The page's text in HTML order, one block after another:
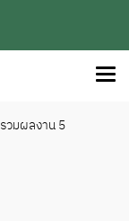
รวมผลงาน 5